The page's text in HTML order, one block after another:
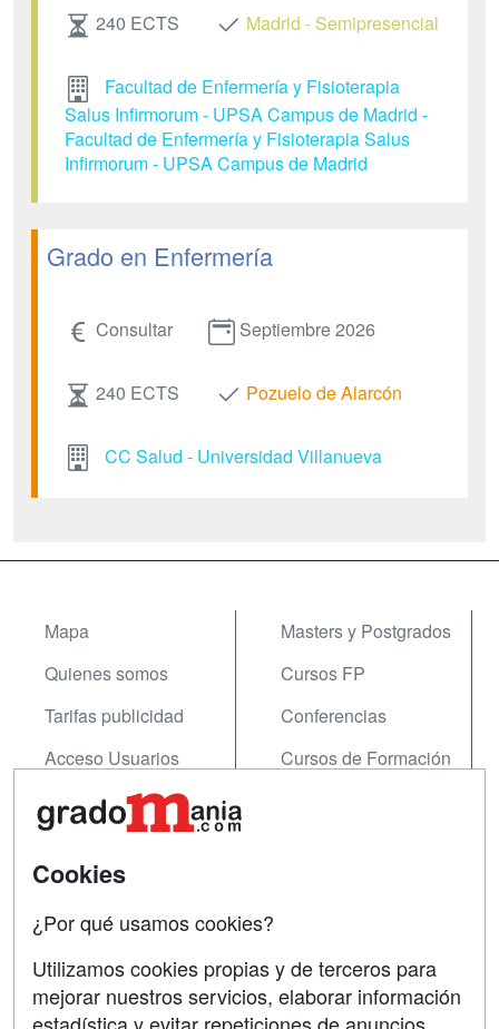
240 ECTS Madrid - Semipresencial
Facultad de Enfermería y Fisioterapia
Salus Infirmorum - UPSA Campus de Madrid -
Facultad de Enfermería y Fisioterapia Salus
Infirmorum - UPSA Campus de Madrid
Grado en Enfermería
Consultar Septiembre 2026
240 ECTS Pozuelo de Alarcón
CC Salud - Universidad Villanueva
Mapa
Quienes somos
Tarifas publicidad
Acceso Usuarios
Acceso Centros
Masters y Postgrados
Cursos FP
Conferencias
Cursos de Formación
Contactar
Copyleft
Cookies
¿Por qué usamos cookies?
Utilizamos cookies propias y de terceros para
mejorar nuestros servicios, elaborar información